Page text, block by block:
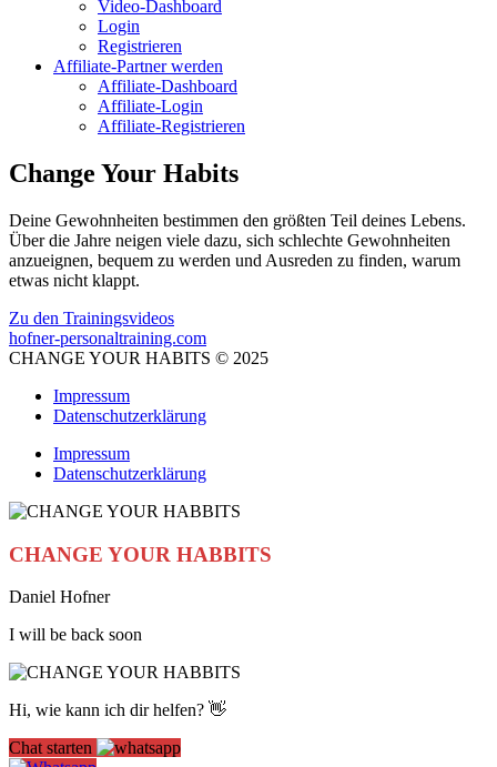
Video-Dashboard
Login
Registrieren
Affiliate-Partner werden
Affiliate-Dashboard
Affiliate-Login
Affiliate-Registrieren
Change Your Habits
Deine Gewohnheiten bestimmen den größten Teil deines Lebens.
Über die Jahre neigen viele dazu, sich schlechte Gewohnheiten
anzueignen, bequem zu werden und Ausreden zu finden, warum
etwas nicht klappt.
Zu den Trainingsvideos
hofner-personaltraining.com
CHANGE YOUR HABITS © 2025
Impressum
Datenschutzerklärung
Impressum
Datenschutzerklärung
CHANGE YOUR HABBITS
Daniel Hofner
I will be back soon
Hi, wie kann ich dir helfen? 👋
Chat starten